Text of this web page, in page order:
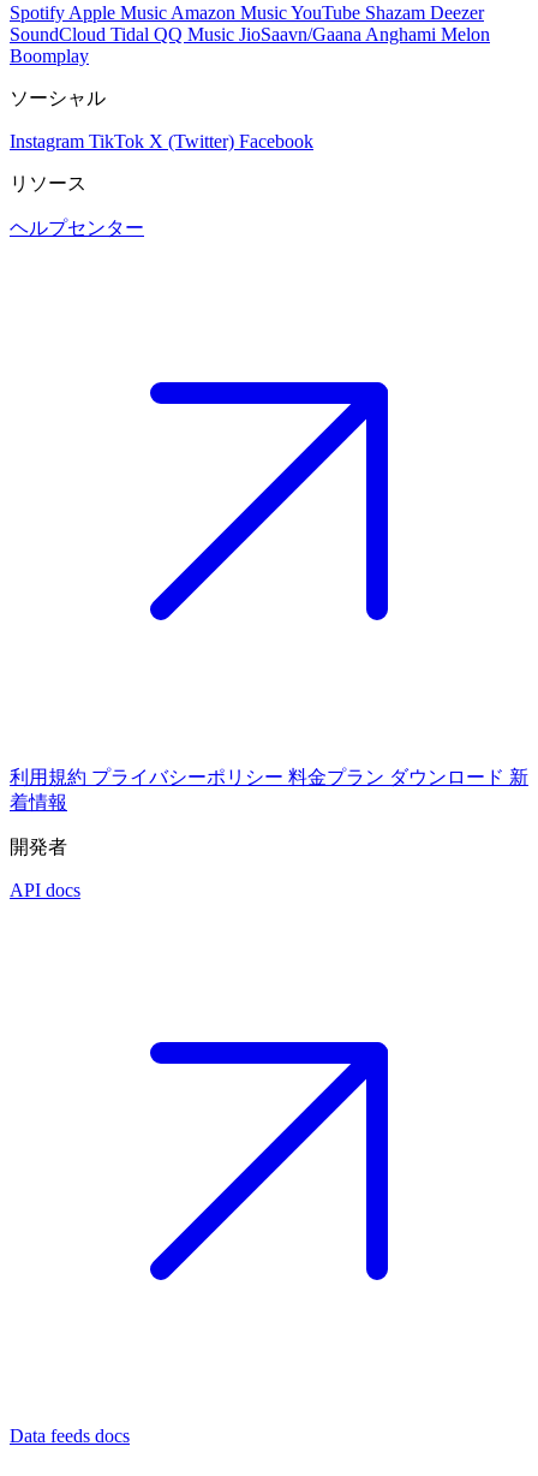
Spotify Apple Music Amazon MusicYouTube Shazam Deezer
SoundCloud Tidal QQ Music JioSaavn/Gaana Anghami Melon
Boomplay
ソーシャル
Instagram TikTok X (Twitter) Facebook
リソース
ヘルプセンター
利用規約 プライバシーポリシー 料金プラン ダウンロード 新
着情報
開発者
API docs
Data feeds docs